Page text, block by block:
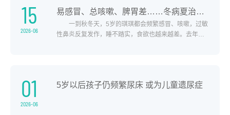
15
2026-06
易感冒、总咳嗽、脾胃差……冬病夏治正当时 三伏贴帮孩子养好体质
一到秋冬天，5岁的琪琪都会频繁感冒、咳嗽，过敏
性鼻炎反复发作，睡不踏实，食欲也越来越差。去年，
精神状态都大幅好转。什么是三伏贴呢？姚静解释，
01
2026-06
5岁以后孩子仍频繁尿床 或为儿童遗尿症